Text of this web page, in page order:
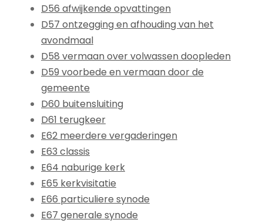
D56 afwijkende opvattingen
D57 ontzegging en afhouding van het
avondmaal
D58 vermaan over volwassen doopleden
D59 voorbede en vermaan door de
gemeente
D60 buitensluiting
D61 terugkeer
E62 meerdere vergaderingen
E63 classis
E64 naburige kerk
E65 kerkvisitatie
E66 particuliere synode
E67 generale synode